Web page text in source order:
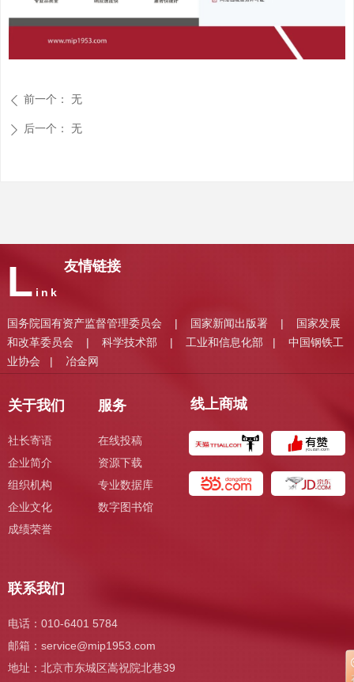
ꄴ 前一个： 无
ꄲ 后一个： 无
关于我们
社长寄语
企业简介
组织机构
企业文化
成绩荣誉
服务
在线投稿
资源下载
专业数据库
数字图书馆
线上商城
联系我们
电话：010-6401 5784
邮箱： service@mip1953.com
地址：北京市东城区嵩祝院北巷39
国务院国有资产监督管理委员会 | 国家新闻出版署 | 国家发展
和改革委员会 | 科学技术部 | 工业和信息化部 | 中国钢铁工
业协会 | 冶金网
L ink
友情链接